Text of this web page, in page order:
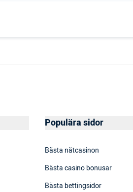
Populära sidor
Bästa nätcasinon
Bästa casino bonusar
Bästa bettingsidor